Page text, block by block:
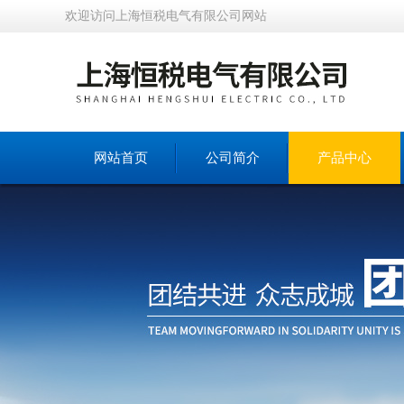
欢迎访问上海恒税电气有限公司网站
网站首页 公司简介 产品中心